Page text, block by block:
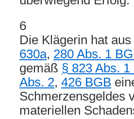
6
Die Klägerin hat
630a, 280 Abs. 1
gemäß § 823 Abs. 1
Abs. 2, 426 BGB
Schmerzensgeldes
materiellen